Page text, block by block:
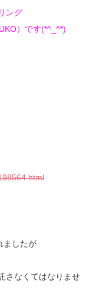
ング
）です(*^_^*)
ましたが
さなくてはなりませ